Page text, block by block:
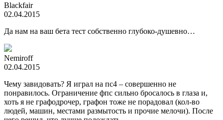
Blackfair
02.04.2015
Да нам на ваш бета тест собственно глубоко-душевно…
Nemiroff
02.04.2015
Чему завидовать? Я играл на пс4 – совершенно не
понравилось. Ограничение фпс сильно бросалось в глаза и,
хоть я не графодрочер, графон тоже не порадовал (кол-во
людей, машин, местами размытость и прочие мелочи). После